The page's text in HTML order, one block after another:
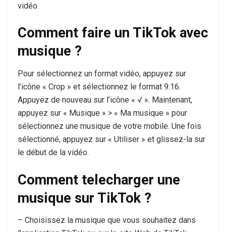
vidéo.
Comment faire un TikTok avec
musique ?
Pour sélectionnez un format vidéo, appuyez sur
l’icône « Crop » et sélectionnez le format 9:16.
Appuyez de nouveau sur l’icône « √ ». Maintenant,
appuyez sur « Musique » > « Ma musique » pour
sélectionnez une musique de votre mobile. Une fois
sélectionné, appuyez sur « Utiliser » et glissez-la sur
le début de la vidéo.
Comment telecharger une
musique sur TikTok ?
– Choisissez la musique que vous souhaitez dans